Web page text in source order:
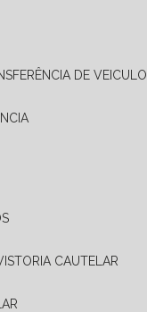
DE VEICULO
CAUTELAR